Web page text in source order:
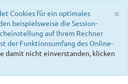
×
Cookies für ein optimales
beispielsweise die Session-
auf Ihrem Rechner
der Funktionsumfang des Online-
damit nicht einverstanden, klicken